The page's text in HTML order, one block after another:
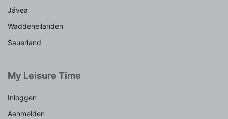
Jávea
Waddeneilanden
Sauerland
My Leisure Time
Inloggen
Aanmelden